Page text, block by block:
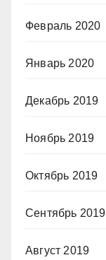
Февраль 2020
Январь 2020
Декабрь 2019
Ноябрь 2019
Октябрь 2019
Сентябрь 2019
Август 2019